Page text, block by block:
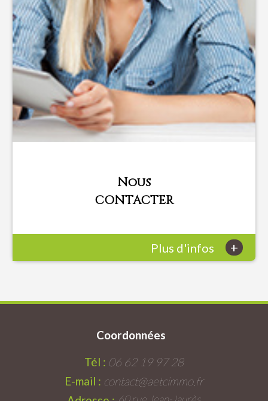
Nous
CONTACTER
Plus d'infos +
Coordonnées
Tél : 06 62 19 97 28
E-mail : contact@aetcimmo.fr